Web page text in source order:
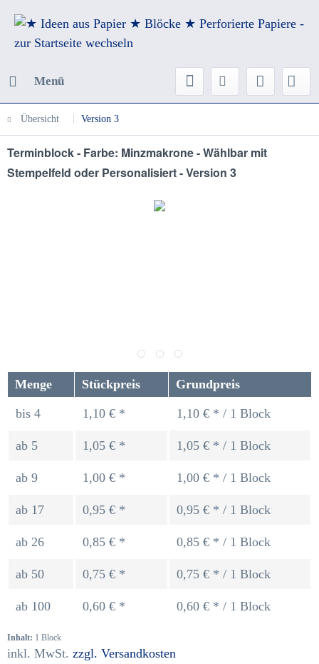
Menü
Übersicht Version 3
Terminblock - Farbe: Minzmakrone - Wählbar mit
Stempelfeld oder Personalisiert - Version 3
Menge Stückpreis Grundpreis
bis 4 1,10 € * 1,10 € * / 1 Block
ab 5 1,05 € * 1,05 € * / 1 Block
ab 9 1,00 € * 1,00 € * / 1 Block
ab 17 0,95 € * 0,95 € * / 1 Block
ab 26 0,85 € * 0,85 € * / 1 Block
ab 50 0,75 € * 0,75 € * / 1 Block
ab 100 0,60 € * 0,60 € * / 1 Block
Inhalt: 1 Block
inkl. MwSt. zzgl. Versandkosten